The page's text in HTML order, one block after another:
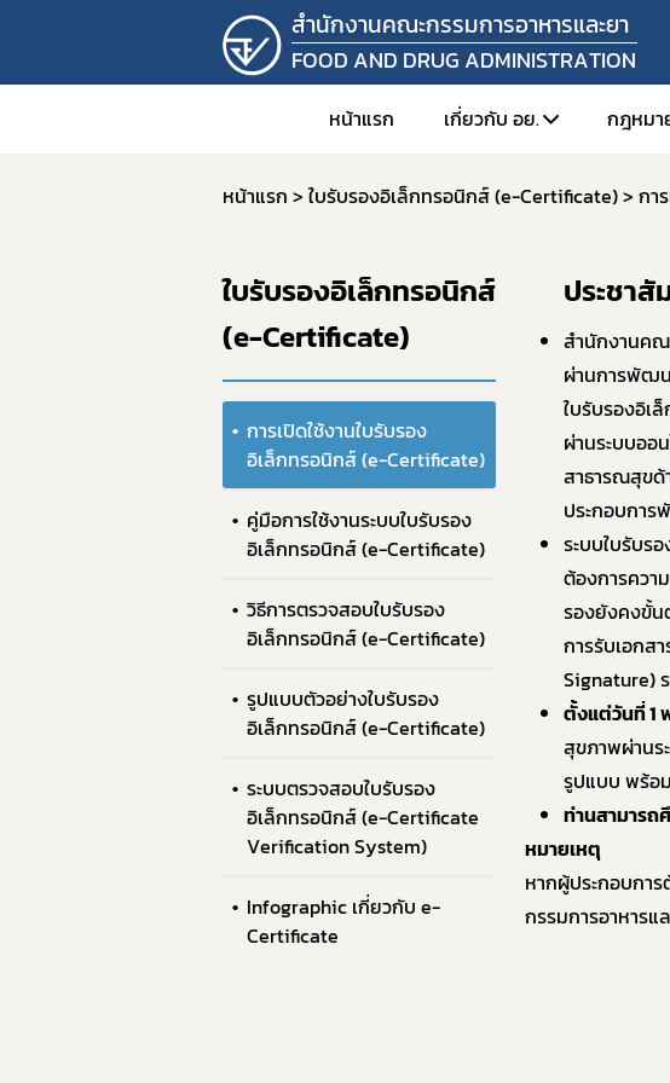
สำนักงานคณะกรรมการอาหารและยา
FOOD AND DRUG ADMINISTRATION
หน้าแรก เกี่ยวกับ อย.
3. โครงสร้างหน่วยงาน
4. ข้อมูลผู้บริหาร
คำสั่งมอบอำนาจรอ
5. แผนยุทธศาสตร์แล
6. บุคลากร
7. รายงานประจำปี
8. รายงานผลการดำเนิ
9. แผนและความก้าวห
10. นโยบายด้านเทคโน
11. การปฏิบัติราชการท
12. ข้อมูลการจัดซื้อจัดจ้
13. การประเมินคุณธรรม
14. การคุ้มครองข้อมูลส่
กฎหมา
หน้าแรก ใบรับรองอิเล็กทรอนิกส์ (e-Certificate) กา
ใบรับรองอิเล็กทรอนิกส์
(e-Certificate)
การเปิดใช้งานใบรับรอง
อิเล็กทรอนิกส์ (e-Certificate)
คู่มือการใช้งานระบบใบรับรอง
อิเล็กทรอนิกส์ (e-Certificate)
วิธีการตรวจสอบใบรับรอง
อิเล็กทรอนิกส์ (e-Certificate)
รูปแบบตัวอย่างใบรับรอง
อิเล็กทรอนิกส์ (e-Certificate)
ระบบตรวจสอบใบรับรอง
อิเล็กทรอนิกส์ (e-Certificate
Verification System)
Infographic เกี่ยวกับ e-
Certificate
ประชา
สำนักงานคณ
ผ่านการพัฒน
ใบรับรองอิเ
ผ่านระบบออ
สาธารณสุขด้
ประกอบการ
ระบบใบรับร
ต้องการควา
รองยังคงขั้น
การรับเอกส
Signature)
ตั้งแต่วันที่ 1
สุขภาพผ่านร
รูปแบบ พร้อ
ท่านสามารถ
หมายเหตุ
หากผู้ประกอบกา
กรรมการอาหารแ